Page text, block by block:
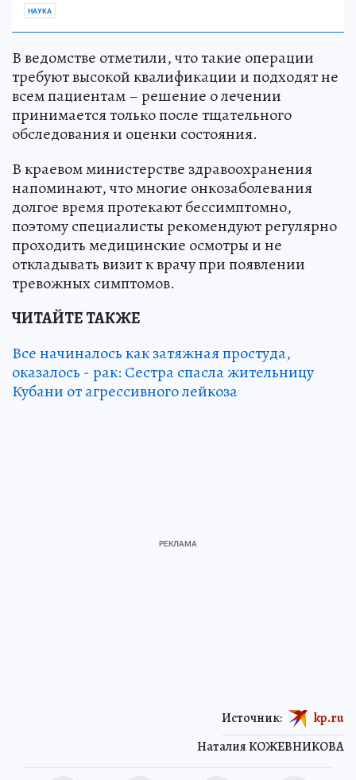
НАУКА
В ведомстве отметили, что такие операции
требуют высокой квалификации и подходят не
всем пациентам – решение о лечении
принимается только после тщательного
обследования и оценки состояния.
В краевом министерстве здравоохранения
напоминают, что многие онкозаболевания
долгое время протекают бессимптомно,
поэтому специалисты рекомендуют регулярно
проходить медицинские осмотры и не
откладывать визит к врачу при появлении
тревожных симптомов.
ЧИТАЙТЕ ТАКЖЕ
Все начиналось как затяжная простуда,
оказалось - рак: Сестра спасла жительницу
Кубани от агрессивного лейкоза
Наталия КОЖЕВНИКОВА
Источник: kp.ru